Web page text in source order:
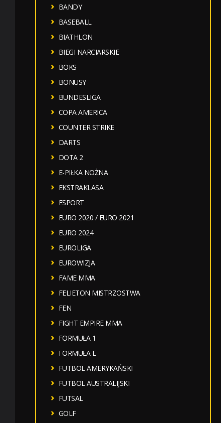
BANDY
BASEBALL
BIATHLON
BIEGI NARCIARSKIE
BOKS
BONUSY
BUNDESLIGA
COPA AMERICA
COUNTER STRIKE
DARTS
DOTA 2
E-PIŁKA NOŻNA
EKSTRAKLASA
ESPORT
EURO 2020 / EURO 2021
EURO 2024
EUROLIGA
EUROWIZJA
FAME MMA
FELIETON MISTRZOSTWA
FEN
FIGHT EMPIRE MMA
FORMUŁA 1
FORMUŁA E
FUTBOL AMERYKAŃSKI
FUTBOL AUSTRALIJSKI
FUTSAL
GOLF